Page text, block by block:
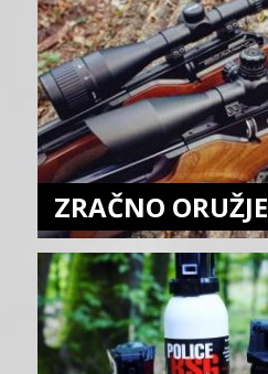
ZRAČNO ORUŽJE